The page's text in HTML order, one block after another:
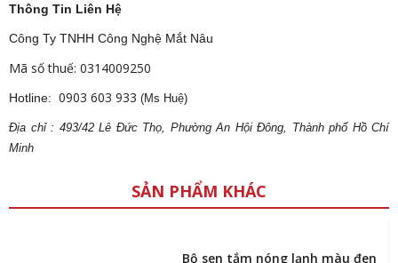
Thông Tin Liên Hệ
Công Ty TNHH Công Nghệ Mắt Nâu
Mã số thuế: 0314009250
Hotline: 0903 603 933 (Ms Huệ)
Địa chỉ : 493/42 Lê Đức Thọ, Phường An Hội Đông, Thành phố Hồ Chí
Minh
SẢN PHẨM KHÁC
Bộ sen tắm nóng lạnh màu đen